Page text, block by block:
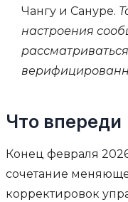
Чангу и Сануре.
настроения
Что впереди
Конец февраля
сочетание
корректировок